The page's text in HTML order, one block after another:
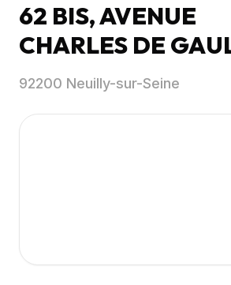
62 BIS, AVENUE
CHARLES DE
92200 Neuilly-sur-Seine